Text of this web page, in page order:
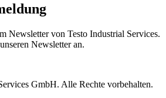
Newsletter von Testo Industrial Services.
Newsletter an.
GmbH. Alle Rechte vorbehalten.